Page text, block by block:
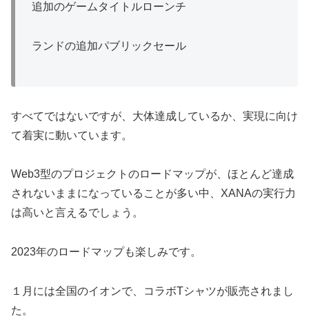
追加のゲームタイトルローンチ
ランドの追加パブリックセール
すべてではないですが、大体達成しているか、実現に向け
て着実に動いています。
Web3型のプロジェクトのロードマップが、ほとんど達成
されないままになっていることが多い中、XANAの実行力
は高いと言えるでしょう。
2023年のロードマップも楽しみです。
１月には全国のイオンで、コラボTシャツが販売されまし
た。